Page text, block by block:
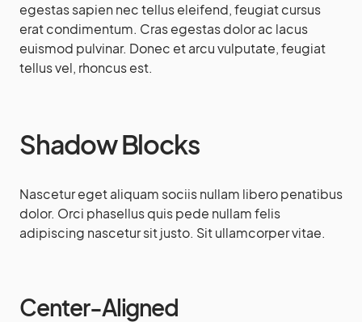
egestas sapien nec tellus eleifend, feugiat cursus
erat condimentum. Cras egestas dolor ac lacus
euismod pulvinar. Donec et arcu vulputate, feugiat
tellus vel, rhoncus est.
Shadow Blocks
Nascetur eget aliquam sociis nullam libero penatibus
dolor. Orci phasellus quis pede nullam felis
adipiscing nascetur sit justo. Sit ullamcorper vitae.
Center-Aligned